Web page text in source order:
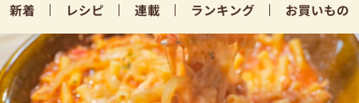
新着 レシピ 連載 ランキング お買いもの